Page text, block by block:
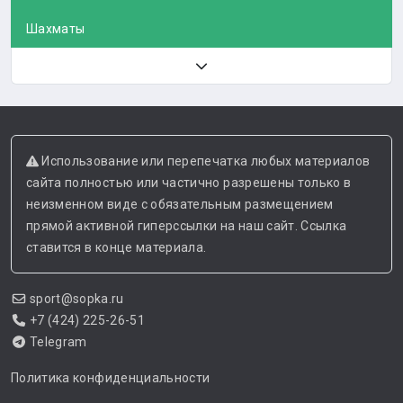
Шахматы
Использование или перепечатка любых материалов
сайта полностью или частично разрешены только в
неизменном виде с обязательным размещением
прямой активной гиперссылки на наш сайт. Ссылка
ставится в конце материала.
sport@sopka.ru
+7 (424) 225-26-51
Telegram
Политика конфиденциальности